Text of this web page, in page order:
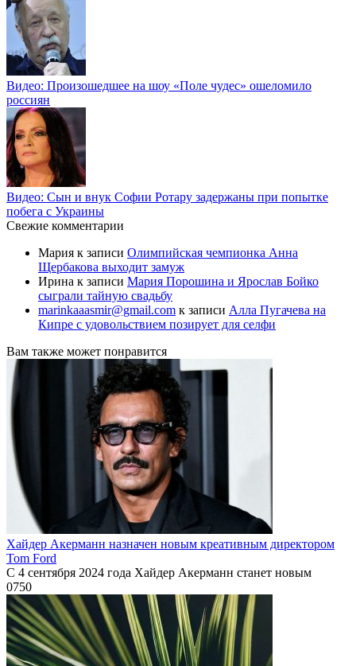
Видео: Произошедшее на шоу «Поле чудес» ошеломило
россиян
Видео: Сын и внук Софии Ротару задержаны при попытке
побега с Украины
Свежие комментарии
Мария к записи Олимпийская чемпионка Анна
Щербакова выходит замуж
Ирина к записи Мария Порошина и Ярослав Бойко
сыграли тайную свадьбу
marinkaaasmir@gmail.com к записи Алла Пугачева на
Кипре с удовольствием позирует для селфи
Вам также может понравится
Хайдер Акерманн назначен новым креативным директором
Tom Ford
С 4 сентября 2024 года Хайдер Акерманн станет новым
0750